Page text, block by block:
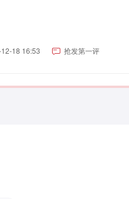
18 16:53 抢发第一评